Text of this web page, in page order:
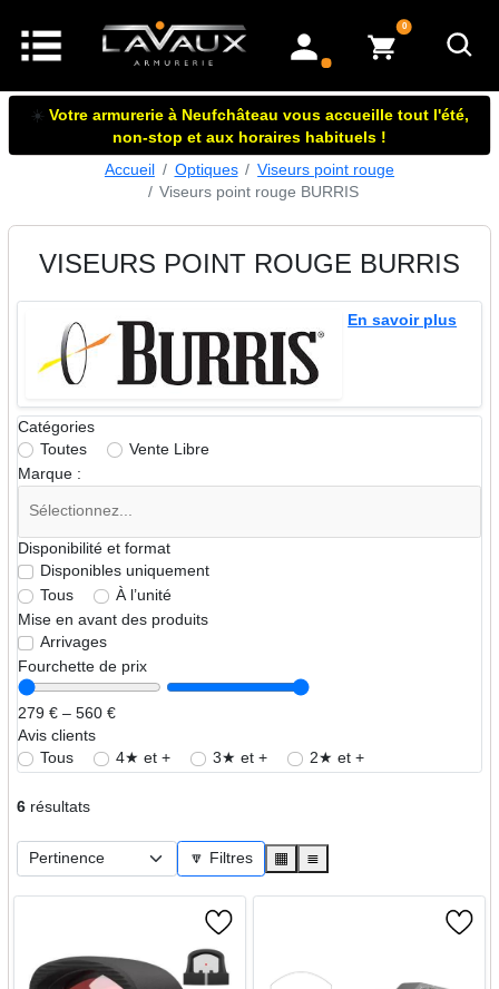
mon compte
0articles dans le panier
☀️ Votre armurerie à Neufchâteau vous accueille tout l'été,
non-stop et aux horaires habituels !
Accueil
Optiques
Viseurs point rouge
Viseurs point rouge BURRIS
VISEURS POINT ROUGE BURRIS
En savoir plus
Catégories
Toutes
Vente Libre
Marque :
Disponibilité et format
Disponibles uniquement
Tous
À l’unité
Mise en avant des produits
Arrivages
Fourchette de prix
279 € – 560 €
Avis clients
Tous
4★ et + 3★ et + 2★ et +
6résultats
🔽 Filtres ▦ ≣